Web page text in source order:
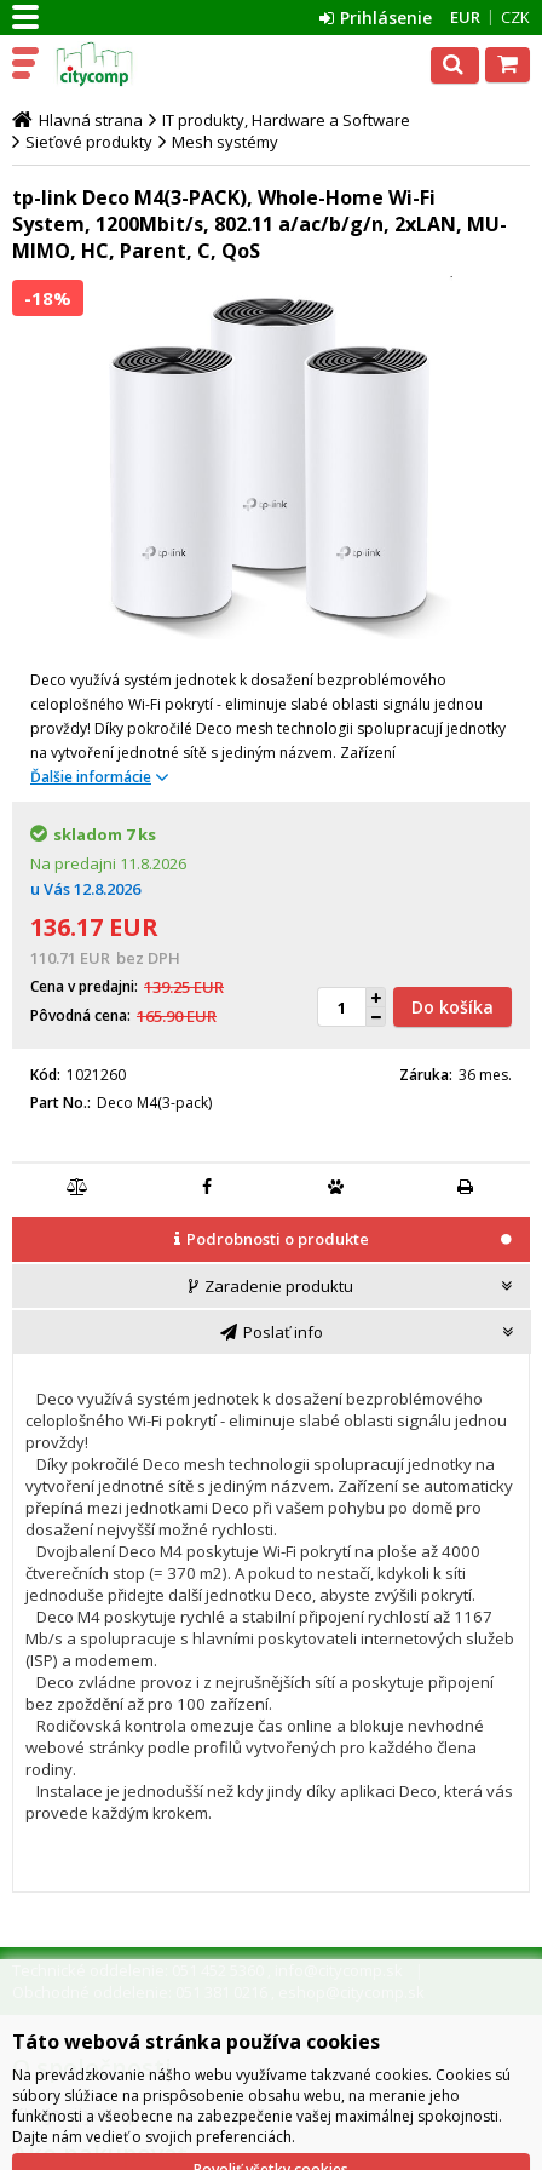
EUR CZK
Prihlásenie
Hlavná strana
IT produkty, Hardware a Software
Sieťové produkty
Mesh systémy
tp-link Deco M4(3-PACK), Whole-Home Wi-Fi
System, 1200Mbit/s, 802.11 a/ac/b/g/n, 2xLAN, MU-
MIMO, HC, Parent, C, QoS
-18%
Deco využívá systém jednotek k dosažení bezproblémového
celoplošného Wi-Fi pokrytí - eliminuje slabé oblasti signálu jednou
provždy! Díky pokročilé Deco mesh technologii spolupracují jednotky
na vytvoření jednotné sítě s jediným názvem. Zařízení
Ďalšie informácie
skladom 7 ks
Na predajni 11.8.2026
u Vás12.8.2026
136.17 EUR
110.71 EUR bez DPH
Cena v predajni 139.25EUR
Pôvodná cena 165.90EUR Do košíka
Kód 1021260
Part No. Deco M4(3-pack)
Záruka 36 mes.
Podrobnosti o produkte
Zaradenie produktu
Poslať info
Deco využívá systém jednotek k dosažení bezproblémového
celoplošného Wi-Fi pokrytí - eliminuje slabé oblasti signálu jednou
provždy!
Díky pokročilé Deco mesh technologii spolupracují jednotky na
vytvoření jednotné sítě s jediným názvem. Zařízení se automaticky
přepíná mezi jednotkami Deco při vašem pohybu po domě pro
dosažení nejvyšší možné rychlosti.
Dvojbalení Deco M4 poskytuje Wi-Fi pokrytí na ploše až 4000
čtverečních stop (= 370 m2). A pokud to nestačí, kdykoli k síti
jednoduše přidejte další jednotku Deco, abyste zvýšili pokrytí.
Deco M4 poskytuje rychlé a stabilní připojení rychlostí až 1167
Mb/s a spolupracuje s hlavními poskytovateli internetových služeb
(ISP) a modemem.
Deco zvládne provoz i z nejrušnějších sítí a poskytuje připojení
bez zpoždění až pro 100 zařízení.
Rodičovská kontrola omezuje čas online a blokuje nevhodné
webové stránky podle profilů vytvořených pro každého člena
rodiny.
Instalace je jednodušší než kdy jindy díky aplikaci Deco, která vás
provede každým krokem.
O spoločnosti
Kto je citycomp
Ako nakupovať
Táto webová stránka používa cookies
Na prevádzkovanie nášho webu využívame takzvané cookies. Cookies sú
súbory slúžiace na prispôsobenie obsahu webu, na meranie jeho
funkčnosti a všeobecne na zabezpečenie vašej maximálnej spokojnosti.
Dajte nám vedieť o svojich preferenciách.